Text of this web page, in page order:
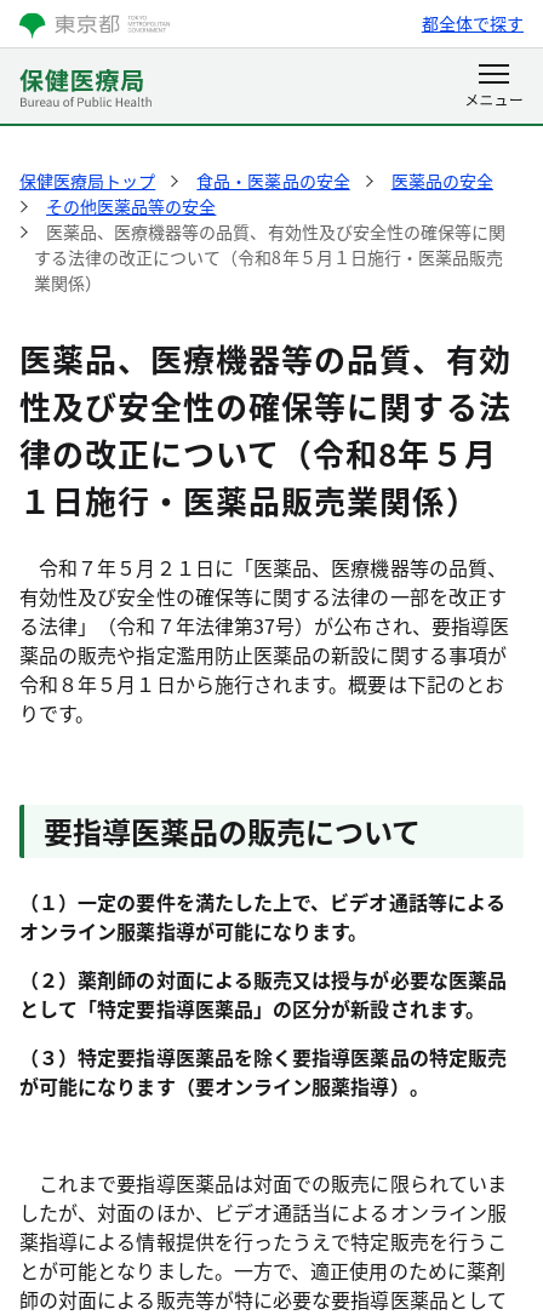
都全体で探す
保健医療局トップ 食品・医薬品の安全
医薬品の安全
その他医薬品等の安全
医薬品、医療機器等の品質、有効性及び安全性の確保等に関
する法律の改正について（令和8年５月１日施行・医薬品販売
業関係）
医薬品、医療機器等の品質、有効
性及び安全性の確保等に関する法
律の改正について（令和8年５月
１日施行・医薬品販売業関係）
令和７年５月２１日に「医薬品、医療機器等の品質、
有効性及び安全性の確保等に関する法律の一部を改正す
る法律」（令和７年法律第37号）が公布され、要指導医
薬品の販売や指定濫用防止医薬品の新設に関する事項が
令和８年５月１日から施行されます。概要は下記のとお
りです。
要指導医薬品の販売について
（１）一定の要件を満たした上で、ビデオ通話等による
オンライン服薬指導が可能になります。
（２）薬剤師の対面による販売又は授与が必要な医薬品
として「特定要指導医薬品」の区分が新設されます。
（３）特定要指導医薬品を除く要指導医薬品の特定販売
が可能になります（要オンライン服薬指導）。
これまで要指導医薬品は対面での販売に限られていま
したが、対面のほか、ビデオ通話当によるオンライン服
薬指導による情報提供を行ったうえで特定販売を行うこ
とが可能となりました。一方で、適正使用のために薬剤
師の対面による販売等が特に必要な要指導医薬品として